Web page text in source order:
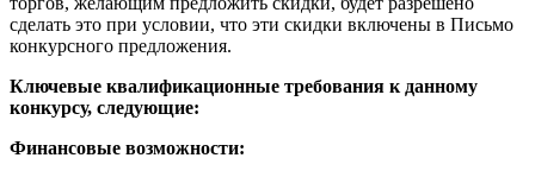
сделать это при условии, что эти скидки включены в Письмо
конкурсного предложения.
Ключевые квалификационные требования к данному
конкурсу, следующие:
Финансовые возможности: